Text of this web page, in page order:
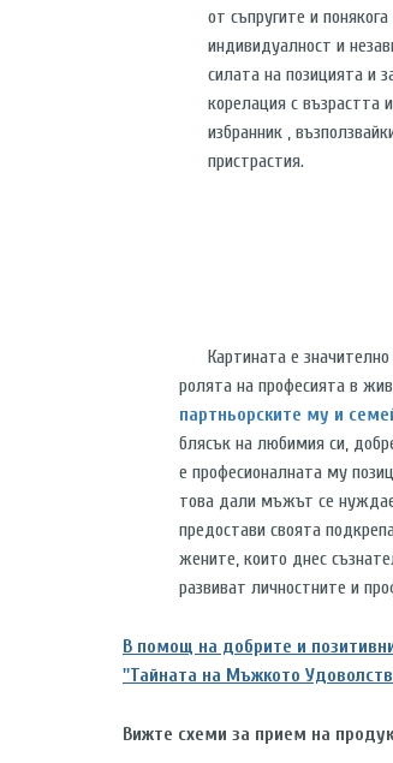
от съпругите и
индивидуалност и
силата на позицията и
корелация с възрастта
избранник ,
пристрастия.
Картината е
ролята на професията в
партньорските му и
блясък на любимия си,
е професионалната му
това дали мъжът се нуждае
предостави своята
жените, които днес
развиват личностните и
В помощ на добрите и
''Тайната на Мъжкото
Вижте схеми за прием на